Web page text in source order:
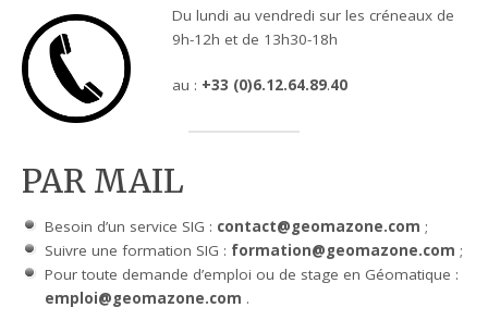
Du lundi au vendredi sur les créneaux de
9h-12h et de 13h30-18h
au : +33 (0)6.12.64.89.40
PAR MAIL
Besoin d’un service SIG : contact@geomazone.com ;
Suivre une formation SIG : formation@geomazone.com ;
Pour toute demande d’emploi ou de stage en Géomatique :
emploi@geomazone.com .